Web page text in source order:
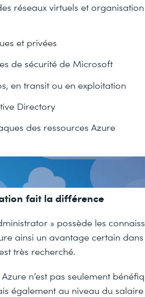
réseaux virtuels et
et privées
de sécurité de Microsoft
en transit ou en exploitation
Directory
des ressources Azure
fait la différence
» possède les
ainsi un avantage certain
très recherché.
n’est pas seulement
également au niveau du